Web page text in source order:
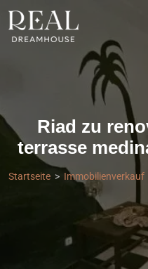
Riad zu
terrasse
Startseite Immobilienverkauf